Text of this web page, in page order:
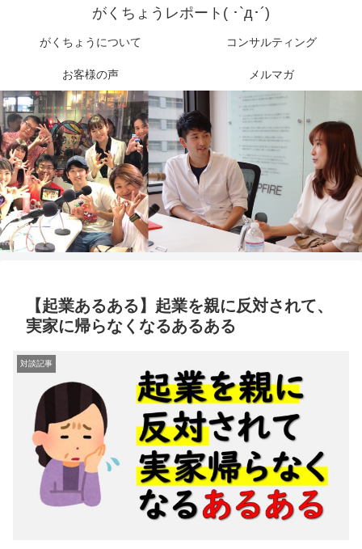
がくちょうレポート( ･`д･´)
がくちょうについて コンサルティング
お客様の声 メルマガ
【起業あるある】起業を親に反対されて、
実家に帰らなくなるあるある
対談記事